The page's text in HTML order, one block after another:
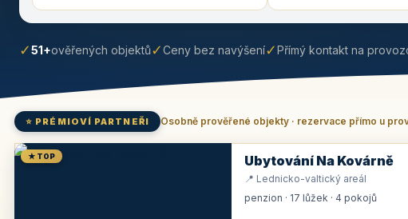
✓51+ověřených objektů✓Ceny bez navýšení✓Přímý kontakt na
⭐ PRÉMIOVÍ PARTNEŘI Osobně prověřené objekty · rezervace přímo u
★ TOP Ubytování Na Kovárně
📍 Lednicko-valtický areál
penzion · 17 lůžek · 4 pokojů